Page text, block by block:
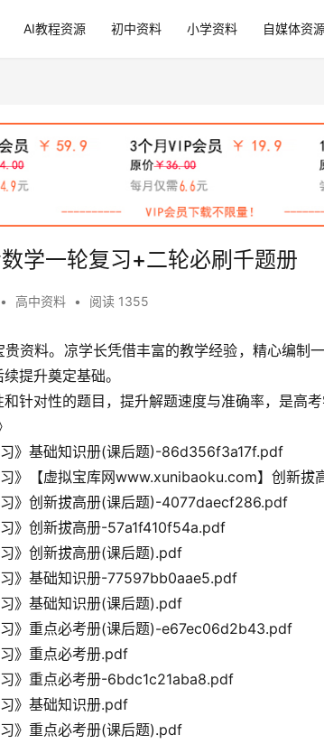
AI教程资源 初中资料 小学资料 自媒体资
学一轮复习+二轮必刷千题册
• 高中资料 • 阅读 1355
贵资料。凉学长凭借丰富的教学经验，精心编制
提升奠定基础。
针对性的题目，提升解题速度与准确率，是高考
基础知识册(课后题)-86d356f3a17f.pdf
【虚拟宝库网www.xunibaoku.com】创新拔
》创新拔高册(课后题)-4077daecf286.pdf
创新拔高册-57a1f410f54a.pdf
》创新拔高册(课后题).pdf
》基础知识册-77597bb0aae5.pdf
》基础知识册(课后题).pdf
》重点必考册(课后题)-e67ec06d2b43.pdf
》重点必考册.pdf
重点必考册-6bdc1c21aba8.pdf
》基础知识册.pdf
》重点必考册(课后题).pdf